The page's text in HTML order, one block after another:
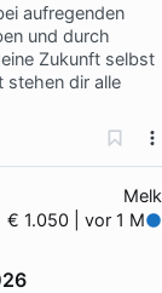
aufregenden
und durch
Zukunft selbst
stehen dir alle
Melk
€ 1.050 | vor 1 M